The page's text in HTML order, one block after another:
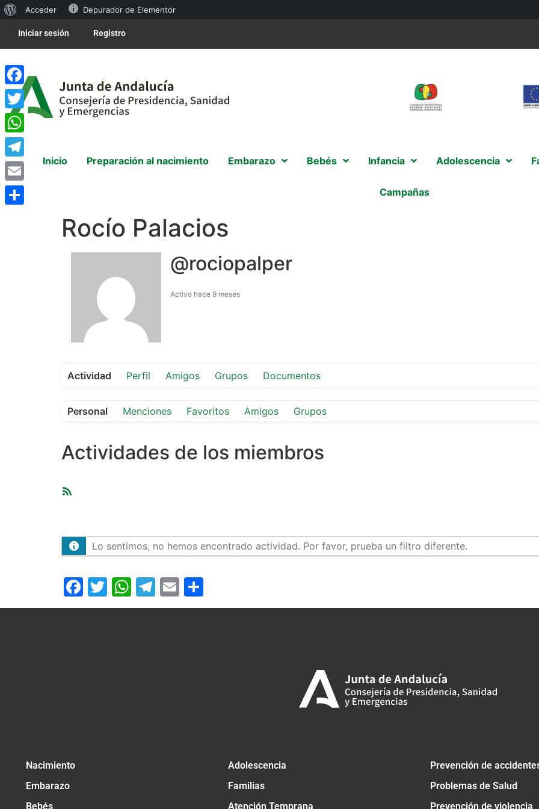
Acceder Depurador de Elementor
Iniciar sesión Registro
Inicio Preparación al nacimiento Embarazo Bebés Infancia Adolescencia
Campañas
Rocío Palacios
@rociopalper
Activo hace 9 meses
Actividad Perfil Amigos Grupos Documentos
Personal Menciones Favoritos Amigos Grupos
Actividades de los miembros
Lo sentimos, no hemos encontrado actividad. Por favor, prueba un filtro diferente.
Facebook
Twitter
WhatsApp
Telegram
Email
Nacimiento
Embarazo
Bebés
Adolescencia
Familias
Atención Temprana
Prevención de
Problemas de Salud
Prevención de violencia
Facebook
Twitter
WhatsApp
Telegram
Email